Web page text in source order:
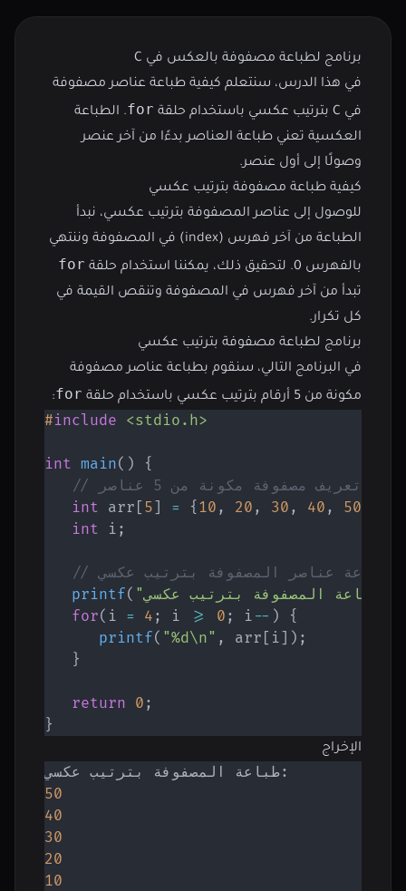
برنامج لطباعة مصفوفة بالعكس في C
في هذا الدرس، سنتعلم كيفية طباعة عناصر مصفوفة
في C بترتيب عكسي باستخدام حلقة
for. الطباعة
العكسية تعني طباعة العناصر بدءًا من آخر عنصر
وصولًا إلى أول عنصر.
كيفية طباعة مصفوفة بترتيب عكسي
للوصول إلى عناصر المصفوفة بترتيب عكسي، نبدأ
الطباعة من آخر فهرس (index) في المصفوفة وننتهي
بالفهرس 0. لتحقيق ذلك، يمكننا استخدام حلقة
for
تبدأ من آخر فهرس في المصفوفة وتنقص القيمة في
كل تكرار.
برنامج لطباعة مصفوفة بترتيب عكسي
في البرنامج التالي، سنقوم بطباعة عناصر مصفوفة
مكونة من 5 أرقام بترتيب عكسي باستخدام حلقة
for
:
#include <stdio.h>
int main( )
{
// تعريف مصفوفة مكونة من 5 عناصر
int arr 5 = { 10 , 20 , 30 , 40 , 50
int i ;
// طباعة عناصر المصفوفة بترتيب عكسي
printf(
for( i = 4 ; i >= 0 ; i -- )
{
printf( "%d\n" , arr i ) ;
}
return 0 ;
}
الإخراج
50
40
30
20
10